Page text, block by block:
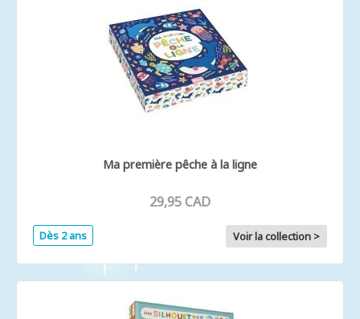
Ma première pêche à la ligne
29,95 CAD
Dès 2 ans Voir la collection >